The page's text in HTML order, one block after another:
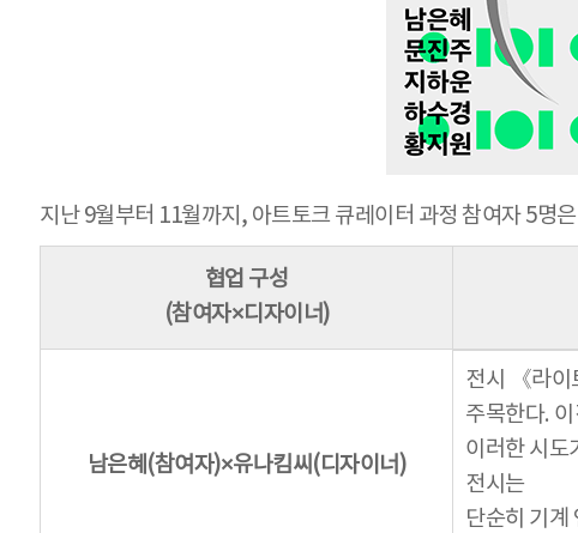
지난 9월부터 11월까지, 아트토크 큐레이터 과정 참여자 5명
협업 구성
(참여자×디자이너)
남은혜(참여자)×유나킴씨(디자이너)
전시 《라이
주목한다.
이러한 시도
전시는
단순히 기계